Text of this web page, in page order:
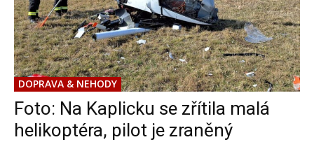
DOPRAVA & NEHODY
Foto: Na Kaplicku se zřítila malá
helikoptéra, pilot je zraněný